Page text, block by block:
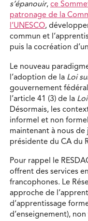
s’épanouir, ce
patronage de la
l’UNESCO,
commun et
puis la cocréation
Le nouveau
l’adoption de la Loi
gouvernement
l’article 41 (3) de la
Désormais, les
informel et non
maintenant à nous
présidente du CA du
Pour rappel le
offrent des services
francophones. Le
approche de
d’apprentissage
d’enseignement),